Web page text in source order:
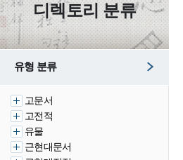
디렉토리 분류
유형 분류
고문서
고전적
유물
근현대문서